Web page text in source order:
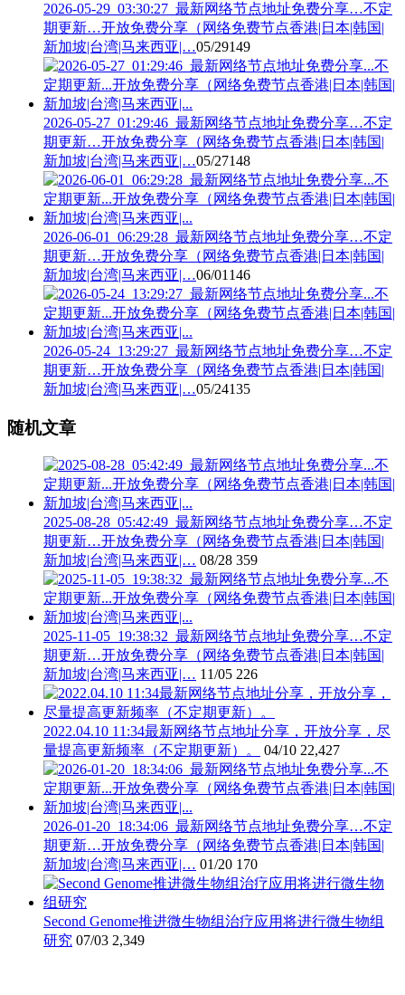
2026-05-29_03:30:27_最新网络节点地址免费分享…不定
期更新…开放免费分享（网络免费节点香港|日本|韩国|
新加坡|台湾|马来西亚|…05/29149
2026-05-27_01:29:46_最新网络节点地址免费分享…不定
期更新…开放免费分享（网络免费节点香港|日本|韩国|
新加坡|台湾|马来西亚|…05/27148
2026-06-01_06:29:28_最新网络节点地址免费分享…不定
期更新…开放免费分享（网络免费节点香港|日本|韩国|
新加坡|台湾|马来西亚|…06/01 146
2026-05-24_13:29:27_最新网络节点地址免费分享…不定
期更新…开放免费分享（网络免费节点香港|日本|韩国|
新加坡|台湾|马来西亚|…05/24135
随机文章
2025-08-28_05:42:49_最新网络节点地址免费分享…不定
期更新…开放免费分享（网络免费节点香港|日本|韩国|
新加坡|台湾|马来西亚|… 08/28 359
2025-11-05_19:38:32_最新网络节点地址免费分享…不定
期更新…开放免费分享（网络免费节点香港|日本|韩国|
新加坡|台湾|马来西亚|… 11/05 226
2022.04.10 11:34最新网络节点地址分享，开放分享，尽
量提高更新频率（不定期更新）。
04/10 22,427
2026-01-20_18:34:06_最新网络节点地址免费分享…不定
期更新…开放免费分享（网络免费节点香港|日本|韩国|
新加坡|台湾|马来西亚|… 01/20 170
Second Genome推进微生物组治疗应用将进行微生物组
研究 07/03 2,349